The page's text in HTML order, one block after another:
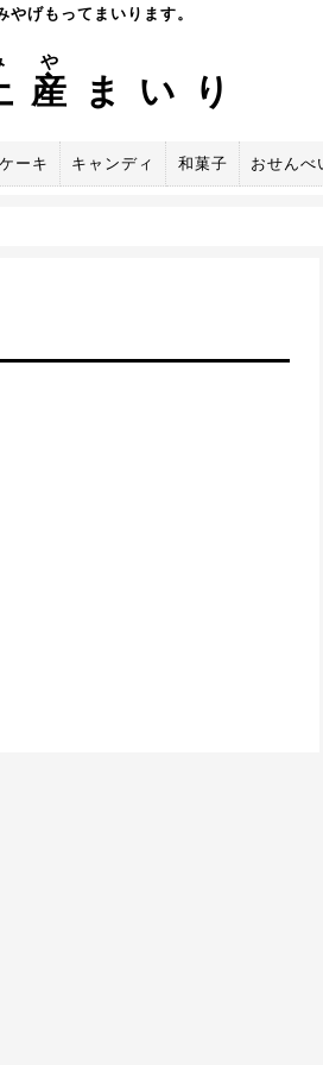
やげもってまいります。
産
や
まいり
ケーキ キャンディ 和菓子 おせんべ